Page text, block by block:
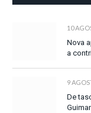
10
Nova
a
9
De